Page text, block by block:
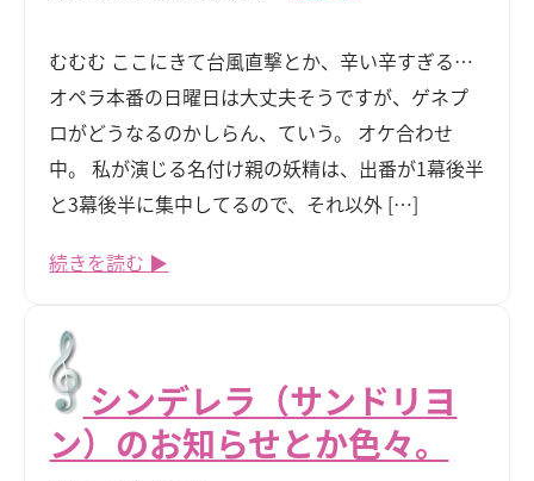
むむむ ここにきて台風直撃とか、辛い辛すぎる…
オペラ本番の日曜日は大丈夫そうですが、ゲネプ
ロがどうなるのかしらん、ていう。 オケ合わせ
中。 私が演じる名付け親の妖精は、出番が1幕後半
と3幕後半に集中してるので、それ以外 […]
続きを読む ▶
シンデレラ（サンドリヨ
ン）のお知らせとか色々。